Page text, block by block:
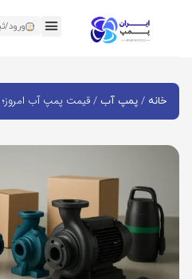
ورود/
خانه / پمپ آب / قیمت پمپ آب امروز؛